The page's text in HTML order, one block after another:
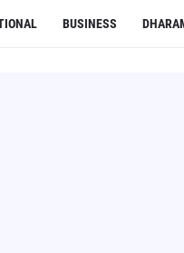
BUSINESS